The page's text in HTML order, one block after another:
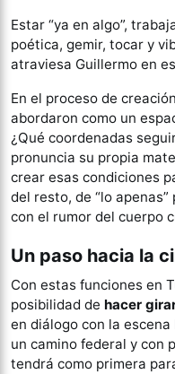
Estar “ya en algo”,
poética, gemir, tocar y
atraviesa Guillermo en
En el proceso de
abordaron como un
¿Qué coordenadas
pronuncia su propia
crear esas condiciones
del resto, de “lo
con el rumor del cuerpo
Un paso hacia la
Con estas funciones en
posibilidad de hacer
en diálogo con la
un camino federal y con
tendrá como primera